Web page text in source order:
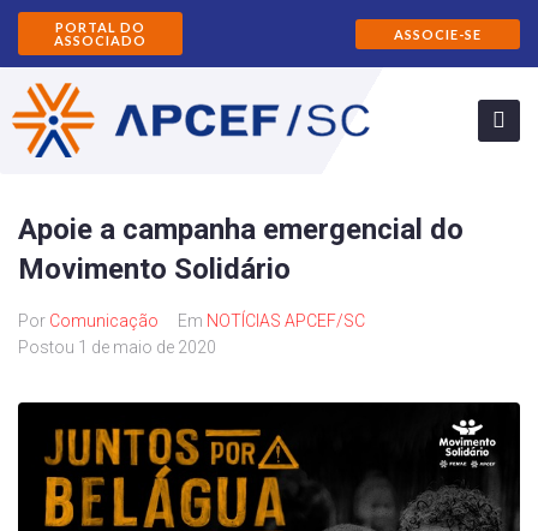
PORTAL DO
ASSOCIADO
ASSOCIE-SE
Apoie a campanha emergencial do
Movimento Solidário
Por Comunicação Em NOTÍCIAS APCEF/SC
Postou 1 de maio de 2020